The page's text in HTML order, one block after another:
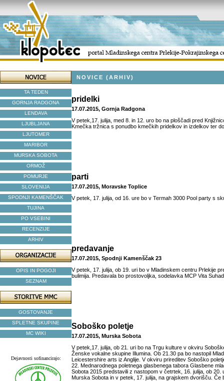
TA TEDEN
GORNJA RADGONA
LENDAVA
LJUBLJANA
LJUTOMER
MARIBOR
MURSKA SOBOTA
ORMOŽ
POMURJE
SLOVENIJA
SPODNJI KAMENŠČAK
TUJINA
PO VSEBINI
RECENZIJE
ARHIV
OPIS IN POGOJI
SEZNAM
GOSTOVANJE
SPLETNE SKUPINE
MC WIKI
Dejavnosti sofinancirajo:
NOVICE (ARHIV)
pridelki
17.07.2015, Gornja Radgona
V petek,17. julija, med 8. in 12. uro bo na ploščadi pred
Kmečka tržnica s ponudbo kmečkih pridelkov in izdelkov ter
parti
17.07.2015, Moravske Toplice
V petek, 17. julija, od 16. ure bo v Termah 3000 Pool party s
predavanje
17.07.2015, Spodnji Kamenščak 23
V petek, 17. julija, ob 19. uri bo v Mladinskem centru Prlekije
bulimija. Predavala bo prostovoljka, sodelavka MCP Vita
Soboško poletje
17.07.2015, Murska Sobota
V petek,17. julija, ob 21. uri bo na Trgu kulture v okviru
Ženske vokalne skupine Illumina. Ob 21.30 pa bo nastopil
Leicestershire arts iz Anglije. V okviru prireditev Soboško
22. Mednarodnega poletnega glasbenega tabora Glasbene
Sobota 2015 predstavili z nastopom v četrtek, 16. julija, ob 20.
Murska Sobota in v petek, 17. julija, na grajskem dvorišču. Če